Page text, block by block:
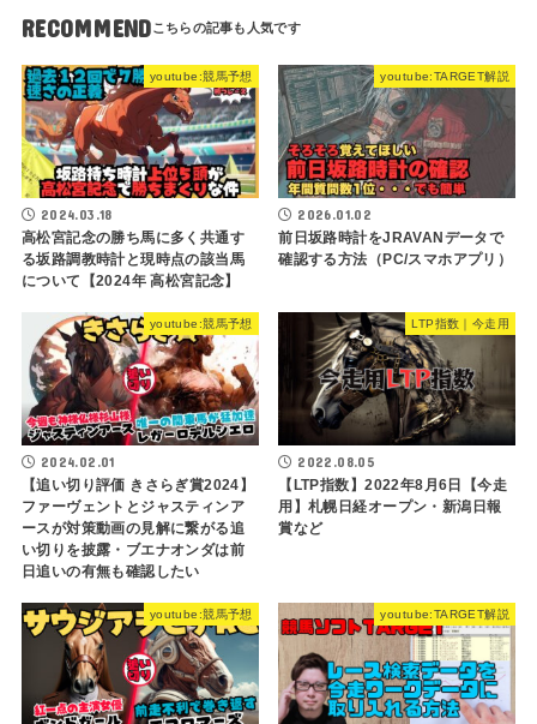
RECOMMEND
youtube:競馬予想
2024.03.18
高松宮記念の勝ち馬に多く共通す
る坂路調教時計と現時点の該当馬
について【2024年 高松宮記念】
youtube:TARGET解説
2026.01.02
前日坂路時計をJRAVANデータで
確認する方法（PC/スマホアプリ）
youtube:競馬予想
2024.02.01
【追い切り評価 きさらぎ賞2024】
ファーヴェントとジャスティンア
ースが対策動画の見解に繋がる追
い切りを披露・ブエナオンダは前
日追いの有無も確認したい
LTP指数｜今走用
2022.08.05
【LTP指数】2022年8月6日【今走
用】札幌日経オープン・新潟日報
賞など
youtube:競馬予想 youtube:TARGET解説